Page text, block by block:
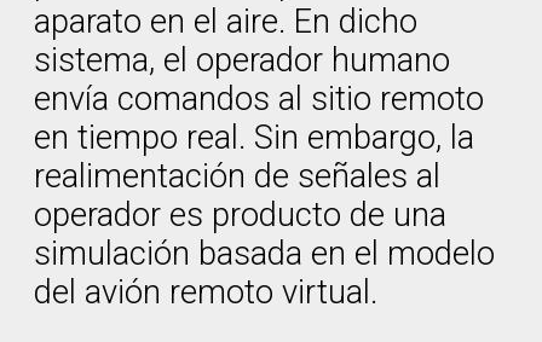
aparato en el aire. En dicho
sistema, el operador humano
envía comandos al sitio remoto
en tiempo real. Sin embargo, la
realimentación de señales al
operador es producto de una
simulación basada en el modelo
del avión remoto virtual.